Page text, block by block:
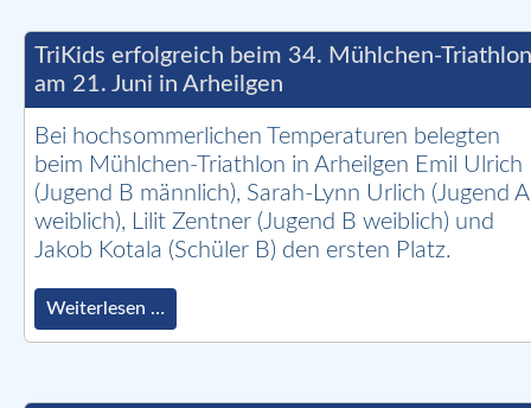
Triathlon
der
Welt
Hamburg
TriKids erfolgreich beim 34. Mühlchen-Triathlon
am 21. Juni in Arheilgen
Bei hochsommerlichen Temperaturen belegten
beim Mühlchen-Triathlon in Arheilgen Emil Ulrich
(Jugend B männlich), Sarah-Lynn Urlich (Jugend A
weiblich), Lilit Zentner (Jugend B weiblich) und
Jakob Kotala (Schüler B) den ersten Platz.
Weiterlesen …
erfolgreich